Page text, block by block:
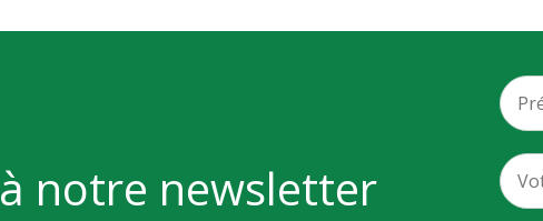
à notre newsletter